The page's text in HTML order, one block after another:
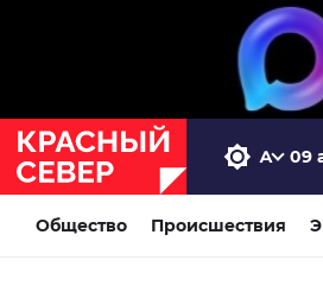
09
Общество Происшествия